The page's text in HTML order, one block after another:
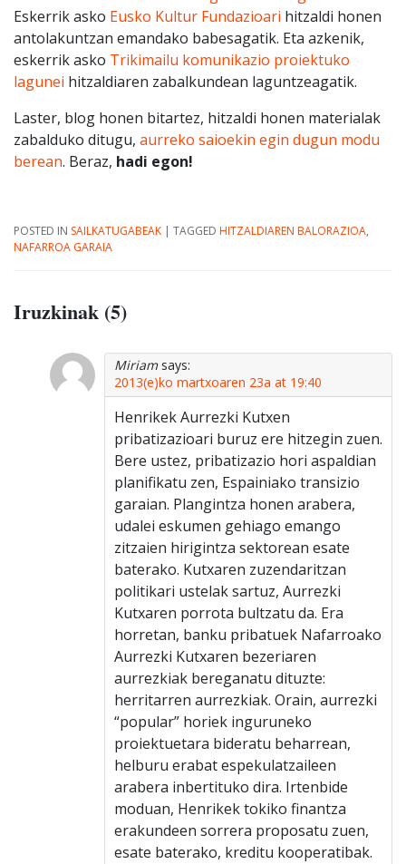
Eskerrik asko Eusko Kultur Fundazioari hitzaldi honen
antolakuntzan emandako babesagatik. Eta azkenik,
eskerrik asko Trikimailu komunikazio proiektuko
lagunei hitzaldiaren zabalkundean laguntzeagatik.
Laster, blog honen bitartez, hitzaldi honen materialak
zabalduko ditugu, aurreko saioekin egin dugun modu
berean. Beraz, hadi egon!
POSTED IN SAILKATUGABEAK | TAGGED HITZALDIAREN BALORAZIOA,
NAFARROA GARAIA
Iruzkinak (5)
Miriam says:
2013(e)ko martxoaren 23a at 19:40
Henrikek Aurrezki Kutxen
pribatizazioari buruz ere hitzegin zuen.
Bere ustez, pribatizazio hori aspaldian
planifikatu zen, Espainiako transizio
garaian. Plangintza honen arabera,
udalei eskumen gehiago emango
zitzaien hirigintza sektorean esate
baterako. Kutxaren zuzendaritzan
politikari ustelak sartuz, Aurrezki
Kutxaren porrota bultzatu da. Era
horretan, banku pribatuek Nafarroako
Aurrezki Kutxaren bezeriaren
aurrezkiak bereganatu dituzte:
herritarren aurrezkiak. Orain, aurrezki
“popular” horiek inguruneko
proiektuetara bideratu beharrean,
helburu erabat espekulatzaileen
arabera inbertituko dira. Irtenbide
moduan, Henrikek tokiko finantza
erakundeen sorrera proposatu zuen,
esate baterako, kreditu kooperatibak.